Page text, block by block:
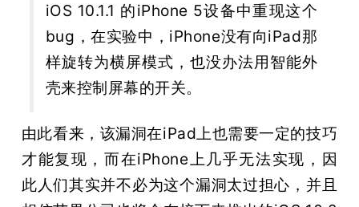
iOS 10.1.1 的iPhone 5设备中重现这个
bug，在实验中，iPhone没有向iPad那
样旋转为横屏模式，也没办法用智能外
壳来控制屏幕的开关。
由此看来，该漏洞在iPad上也需要一定的技巧
才能复现，而在iPhone上几乎无法实现，因
此人们其实并不必为这个漏洞太过担心，并且